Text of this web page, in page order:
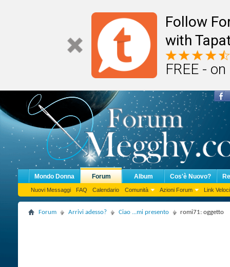
Follow
with
FREE -
Mondo Donna Forum
Nuovi Messaggi FAQ Calendario Comunità Azioni Forum Link Veloci
Album Cos'è Nuovo?
Forum Arrivi adesso? Ciao ...mi presento romi71: oggetto